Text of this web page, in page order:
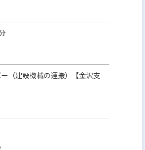
（建設機械の運搬）【金沢支